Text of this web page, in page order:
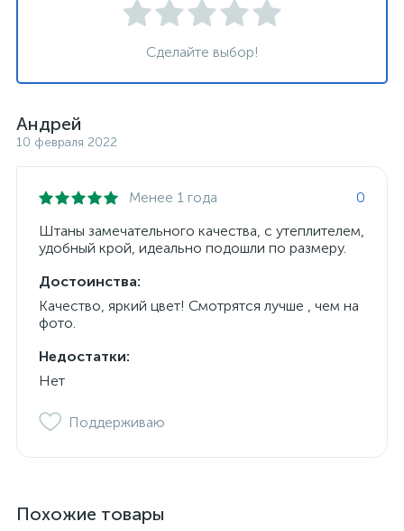
Сделайте выбор!
Андрей
10 февраля 2022
Менее 1 года
0
Штаны замечательного качества, с утеплителем,
удобный крой, идеально подошли по размеру.
Достоинства:
Качество, яркий цвет! Смотрятся лучше , чем на
фото.
Недостатки:
Нет
Поддерживаю
Похожие товары